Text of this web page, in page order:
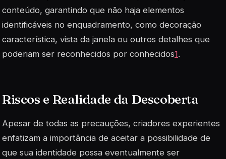
conteúdo, garantindo que não haja elementos
identificáveis no enquadramento, como decoração
característica, vista da janela ou outros detalhes que
poderiam ser reconhecidos por conhecidos1.
Riscos e Realidade da Descoberta
Apesar de todas as precauções, criadores experientes
enfatizam a importância de aceitar a possibilidade de
que sua identidade possa eventualmente ser